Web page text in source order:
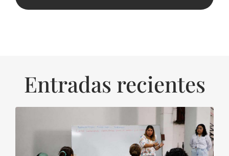
Entradas recientes